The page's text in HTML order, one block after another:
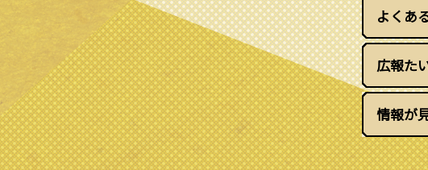
よくあ
広報た
情報が